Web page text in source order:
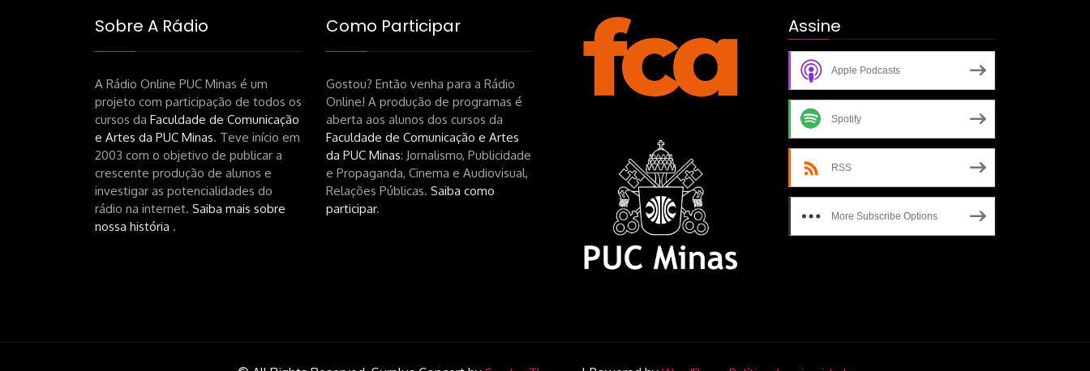
Sobre A Rádio
A Rádio Online PUC Minas é um
projeto com participação de todos os
cursos da Faculdade de Comunicação
e Artes da PUC Minas. Teve início em
2003 com o objetivo de publicar a
crescente produção de alunos e
investigar as potencialidades do
rádio na internet. Saiba mais sobre
nossa história .
Como Participar
Gostou? Então venha para a Rádio
Online! A produção de programas é
aberta aos alunos dos cursos da
Faculdade de Comunicação e Artes
da PUC Minas: Jornalismo, Publicidade
e Propaganda, Cinema e Audiovisual,
Relações Públicas. Saiba como
participar.
Assine
Apple Podcasts
Spotify
RSS
More Subscribe Options